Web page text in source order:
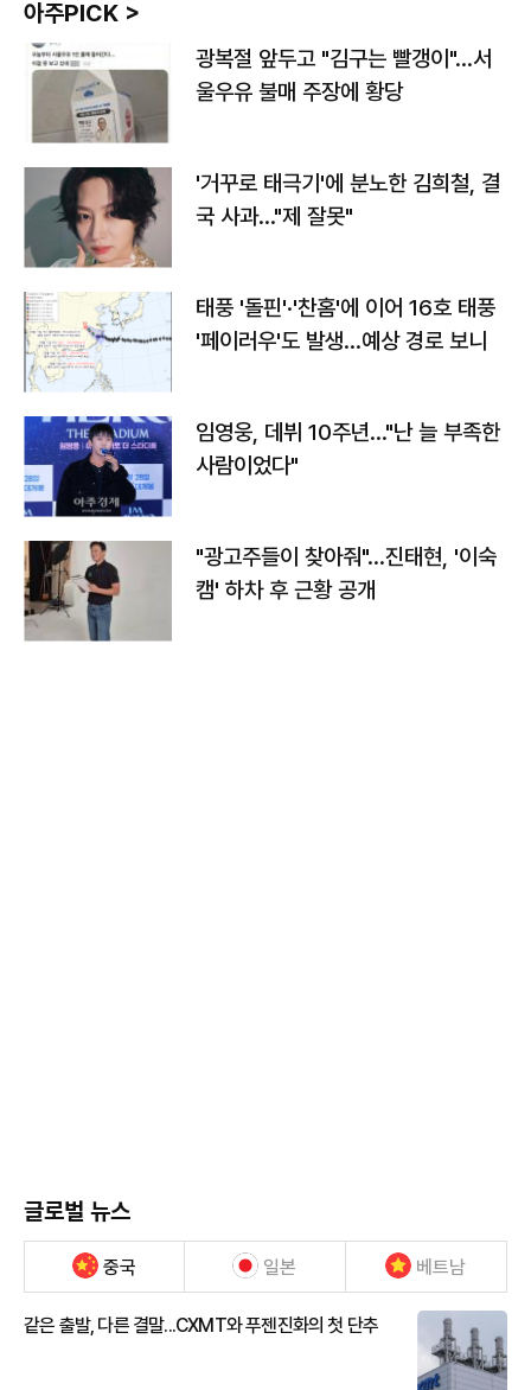
아주PICK >
광복절 앞두고 "김구는 빨갱이"…서
울우유 불매 주장에 황당
'거꾸로 태극기'에 분노한 김희철, 결
국 사과…"제 잘못"
태풍 '돌핀'·'찬홈'에 이어 16호 태풍
'페이러우'도 발생…예상 경로 보니
임영웅, 데뷔 10주년…"난 늘 부족한
사람이었다"
"광고주들이 찾아줘"…진태현, '이숙
캠' 하차 후 근황 공개
글로벌 뉴스
중국 일본 베트남
같은 출발, 다른 결말...CXMT와 푸젠진화의 첫 단추